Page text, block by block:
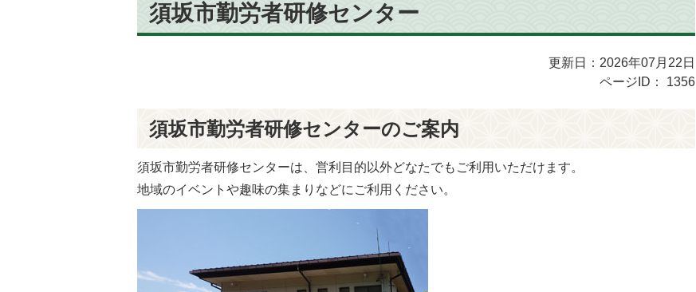
須坂市勤労者研修センター
更新日：2026年07月22日
ページID：
1356
須坂市勤労者研修センターのご案内
須坂市勤労者研修センターは、営利目的以外どなたでもご利用いただけます。
地域のイベントや趣味の集まりなどにご利用ください。